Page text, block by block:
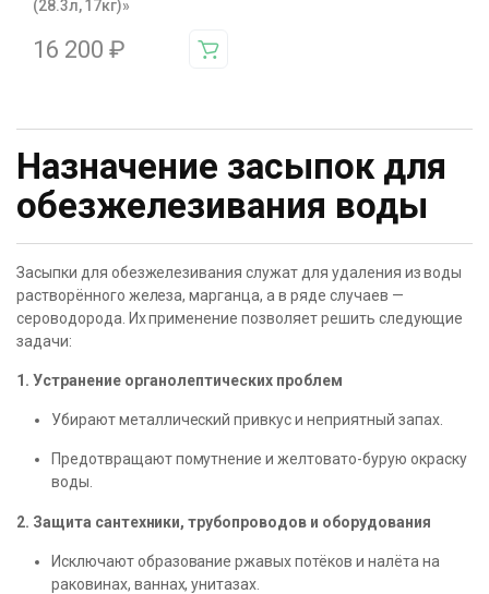
(28.3л, 17кг)»
16 200 ₽
Назначение засыпок для
обезжелезивания воды
Засыпки для обезжелезивания служат для удаления из воды
растворённого железа, марганца, а в ряде случаев —
сероводорода. Их применение позволяет решить следующие
задачи:
1. Устранение органолептических проблем
Убирают металлический привкус и неприятный запах.
Предотвращают помутнение и желтовато-бурую окраску
воды.
2. Защита сантехники, трубопроводов и оборудования
Исключают образование ржавых потёков и налёта на
раковинах, ваннах, унитазах.